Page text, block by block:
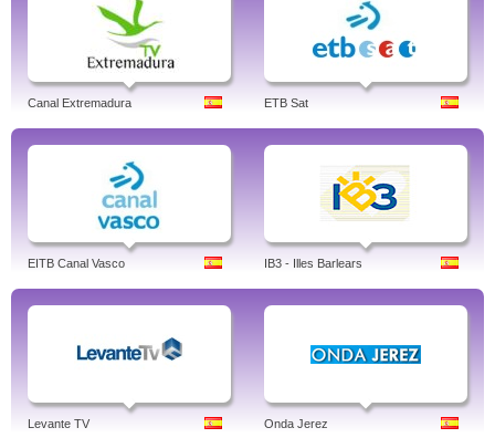
Canal Extremadura ETB Sat
EITB Canal Vasco IB3 - Illes Barlears
Levante TV Onda Jerez